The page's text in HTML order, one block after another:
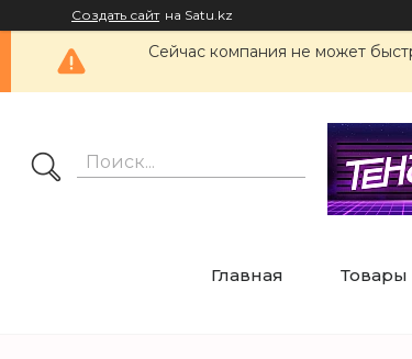
Создать сайт на Satu.kz
Сейчас компания не может
Главная Товары